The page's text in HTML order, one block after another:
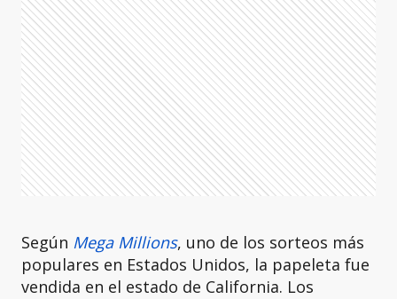
Según Mega Millions, uno de los sorteos más
populares en Estados Unidos, la papeleta fue
vendida en el estado de California. Los